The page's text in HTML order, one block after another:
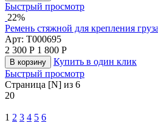
Быстрый просмотр
22%
Ремень стяжной для крепления
Арт: T000695
2 300 Р 1 800 Р
В корзину
Купить в один клик
Быстрый просмотр
Страница [N] из 6
20
1 2 3 4 5 6